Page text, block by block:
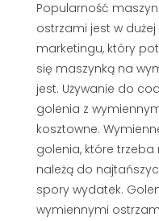
Popularność
ostrzami jest w
marketingu, który
się maszynką na
jest. Używanie do
golenia z
kosztowne.
golenia, które trzeba
należą do
spory wydatek.
wymiennymi